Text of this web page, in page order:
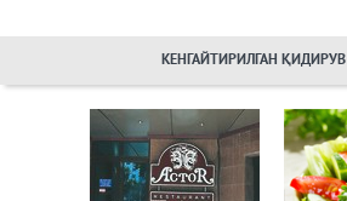
КЕНГАЙТИРИЛГАН ҚИДИРУВ